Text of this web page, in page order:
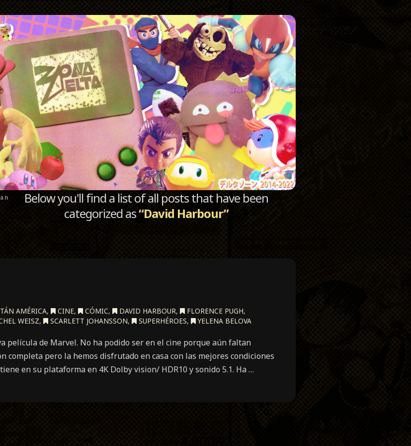
Below you'll find a list of all posts that have been
categorized as“David Harbour”
AMÉRICA, CINE, CÓMIC, DAVID HARBOUR, FLORENCE PUGH,
WEISZ, SCARLETT JOHANSSON, SUPERHÉROES, YELENA BELOVA
película de Marvel. No ha podido ser en el cine porque aún faltan
completa pero la hemos disfrutado en casa con las mejores condiciones
en su plataforma en 4K Dolby vision/ HDR10 y sonido 5.1. Ha …